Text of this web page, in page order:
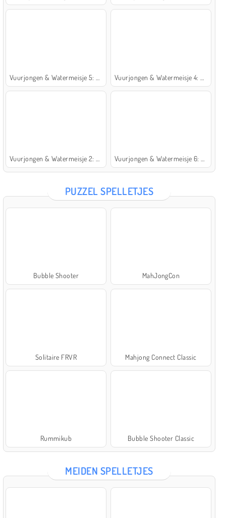
PUZZEL SPELLETJES
Bubble Shooter MahJongCon
Solitaire FRVR Mahjong Connect Classic
Rummikub Bubble Shooter Classic
MEIDEN SPELLETJES